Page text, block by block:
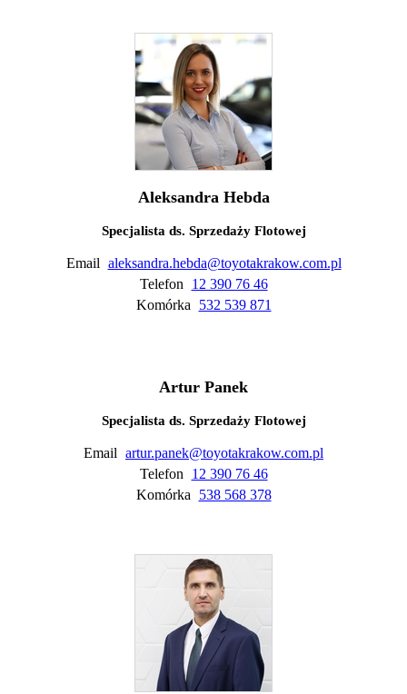
Aleksandra Hebda
Specjalista ds. Sprzedaży Flotowej
Email aleksandra.hebda@toyotakrakow.com.pl
Telefon
12 390 76 46
Komórka
532 539 871
Artur Panek
Specjalista ds. Sprzedaży Flotowej
Email artur.panek@toyotakrakow.com.pl
Telefon
12 390 76 46
Komórka
538 568 378